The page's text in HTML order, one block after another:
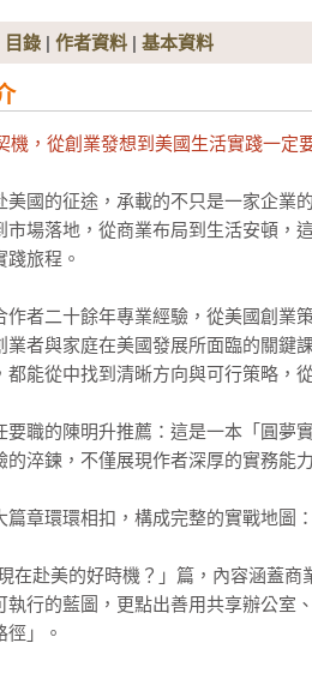
目錄 | 作者資料 | 基本資料
機，從創業發想到美國生活實踐一定
美國的征途，承載的不只是一家企業
市場落地，從商業布局到生活安頓，
踐旅程。
作者二十餘年專業經驗，從美國創業
業者與家庭在美國發展所面臨的關鍵
都能從中找到清晰方向與可行策略，
要職的陳明升推薦：這是一本「圓夢
的淬鍊，不僅展現作者深厚的實務能
篇章環環相扣，構成完整的實戰地圖：
在赴美的好時機？」篇，內容涵蓋
執行的藍圖，更點出善用共享辦公室
徑」。